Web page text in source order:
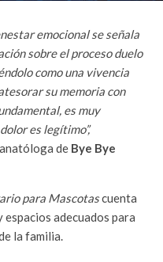
emocional se señala
sobre el proceso duelo
como una vivencia
su memoria con
es muy
es legítimo”,
de Bye Bye
para Mascotascuenta
adecuados para
la familia.